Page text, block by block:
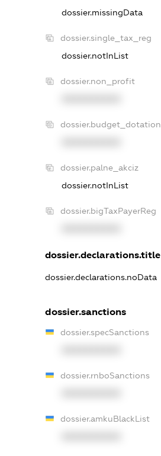
dossier.missingData
dossier.single_tax_reg
dossier.notInList
dossier.non_profit
dossier.budget_dotation
dossier.palne_akciz
dossier.notInList
dossier.bigTaxPayerReg
dossier.declarations.title
dossier.declarations.noData
dossier.sanctions
dossier.specSanctions
dossier.rnboSanctions
dossier.amkuBlackList